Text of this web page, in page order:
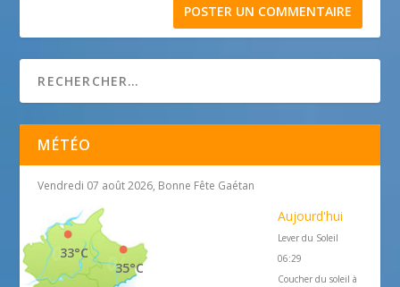
MÉTÉO
Vendredi 07 août 2026, Bonne Fête Gaétan
35°C
33°C
Aujourd'hui
Lever du Soleil
06:29
Coucher du soleil à